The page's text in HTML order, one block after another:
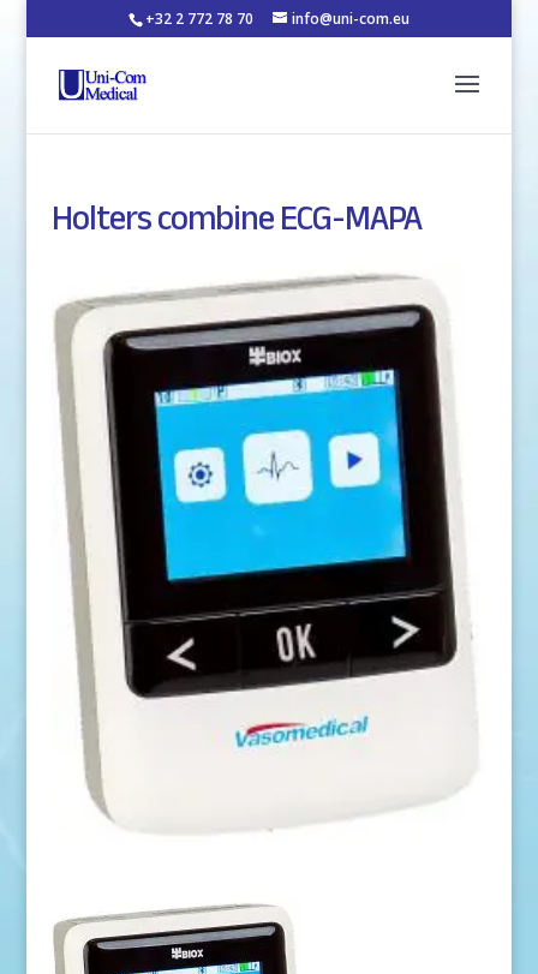
+32 2 772 78 70 info@uni-com.eu
Holters combine ECG-MAPA